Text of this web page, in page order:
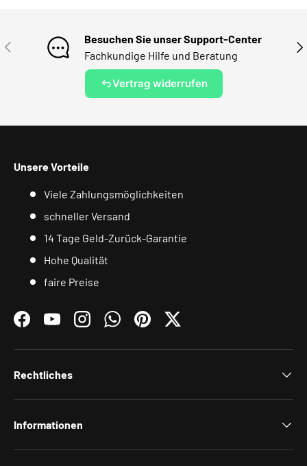
VORHERIGE
Besuchen Sie unser Support-Center
Fachkundige Hilfe und Beratung
Vertrag widerrufen
Unsere Vorteile
Viele Zahlungsmöglichkeiten
schneller Versand
14 Tage Geld-Zurück-Garantie
Hohe Qualität
faire Preise
FacebookYouTubeInstagramWhatsAppPinterestTwitter
Rechtliches
Informationen